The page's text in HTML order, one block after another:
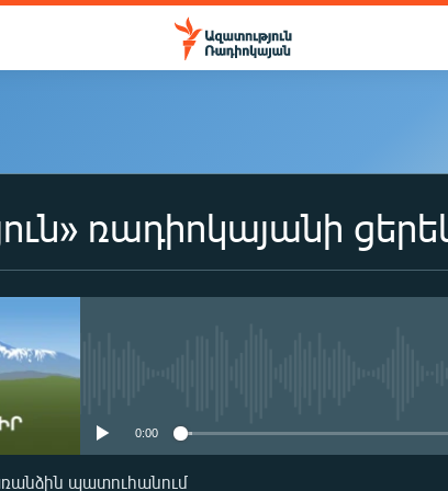
ռադիոկայանի
0:00
պատուհանում